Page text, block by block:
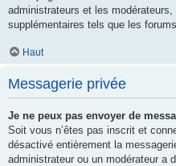
administrateurs et les
supplémentaires tels que les
Haut
Messagerie privée
Je ne peux pas envoyer de
Soit vous n’êtes pas inscrit et
désactivé entièrement la
administrateur ou un modérateur a